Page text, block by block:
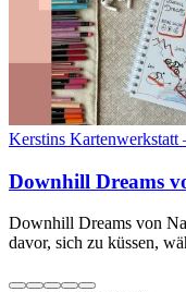
Kerstins Kartenwerkstatt
Downhill Dreams
Downhill Dreams von
davor, sich zu küssen,